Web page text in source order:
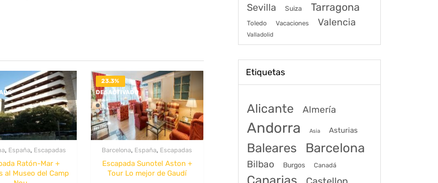
, España, Escapadas
Ratón-Mar +
al Museo del Camp
23.3%
DESACTIVADO
Barcelona, España, Escapadas
Escapada Sunotel Aston +
Tour Lo mejor de Gaudí
Sevilla Suiza Tarragona
Toledo Vacaciones Valencia
Valladolid
Etiquetas
Alicante Almería
Andorra Asia Asturias
Baleares Barcelona
Bilbao Burgos Canadá
Canarias